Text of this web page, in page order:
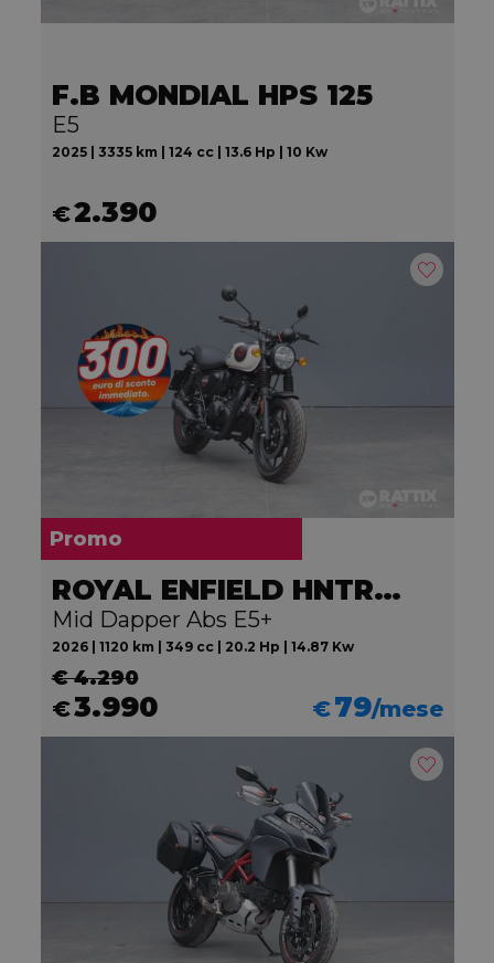
F.B MONDIAL HPS 125
E5
2025 | 3335 km | 124 cc | 13.6 Hp | 10 Kw
€2.390
Promo
ROYAL ENFIELD HNTR 350
Mid Dapper Abs E5+
2026 | 1120 km | 349 cc | 20.2 Hp | 14.87 Kw
€ 4.290
€3.990 €79/mese